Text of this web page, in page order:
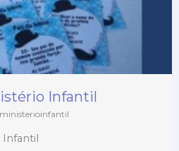
Infantil
Infantil